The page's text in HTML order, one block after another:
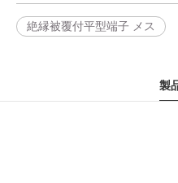
絶縁被覆付平型端子 メス
製